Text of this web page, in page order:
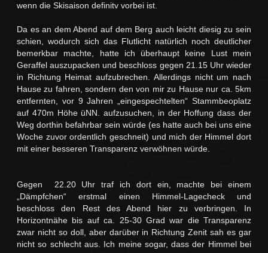
wenn die Skisaison definitv vorbei ist.
Da es an dem Abend auf dem Berg auch leicht diesig zu sein
schien, wodurch sich das Flutlicht natürlich noch deutlicher
bemerkbar machte, hatte ich überhaupt keine Lust mein
Geraffel auszupacken und beschloss gegen 21.15 Uhr wieder
in Richtung Heimat aufzubrechen. Allerdings nicht um nach
Hause zu fahren, sondern den von mir zu Hause nur ca. 5km
entfernten, vor 9 Jahren „eingespechtelten“ Stammbeoplatz
auf 470m Höhe üNN. aufzusuchen, in der Hoffung dass der
Weg dorthin befahrbar sein würde (es hatte auch bei uns eine
Woche zuvor ordentlich geschneit) und mich der Himmel dort
mit einer besseren Transparenz verwöhnen würde.
Gegen 22.20 Uhr traf ich dort ein, machte bei einem
„Dämpfchen“ erstmal einen Himmel-Lagecheck und
beschloss den Rest des Abend hier zu verbringen. In
Horizontnähe bis auf ca. 25-30 Grad war die Transparenz
zwar nicht so doll, aber darüber in Richtung Zenit sah es gar
nicht so schlecht aus. Ich meine sogar, dass der Himmel bei